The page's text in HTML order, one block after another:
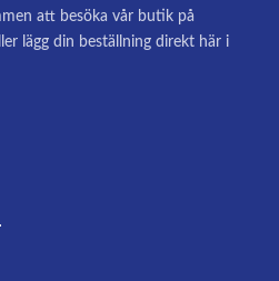
att besöka vår butik på
lägg din beställning direkt här i